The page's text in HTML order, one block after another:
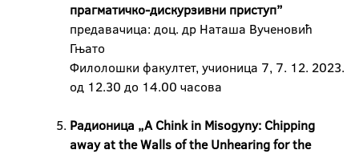
прагматичко-дискурзивни приступ”
предавачица: доц. др Наташа Вученовић
Гњато
Филолошки факултет, учионица 7, 7. 12. 2023.
од 12.30 до 14.00 часова
Радионица „A Chink in Misogyny: Chipping
away at the Walls of the Unhearing for the